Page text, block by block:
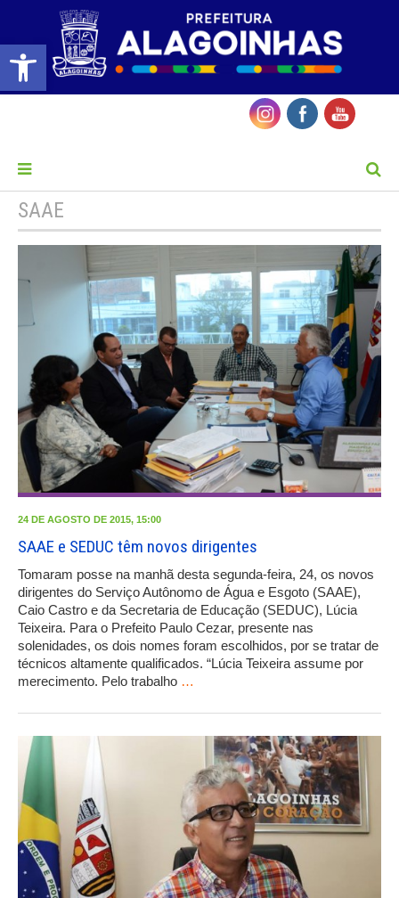
Barra de Ferramentas Aberta
SAAE
24 DE AGOSTO DE 2015, 15:00
SAAE e SEDUC têm novos dirigentes
Tomaram posse na manhã desta segunda-feira, 24, os novos
dirigentes do Serviço Autônomo de Água e Esgoto (SAAE),
Caio Castro e da Secretaria de Educação (SEDUC), Lúcia
Teixeira. Para o Prefeito Paulo Cezar, presente nas
solenidades, os dois nomes foram escolhidos, por se tratar de
técnicos altamente qualificados. “Lúcia Teixeira assume por
merecimento. Pelo trabalho …